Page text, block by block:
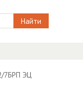
Найти
7БРП ЭЦ